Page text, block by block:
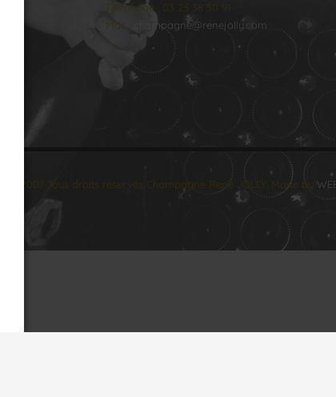
Téléphone : 03 25 38 50 91
Mail :
champagne@renejolly.com
© 2007 Tous droits réservés Champagne René JOLLY. Made by